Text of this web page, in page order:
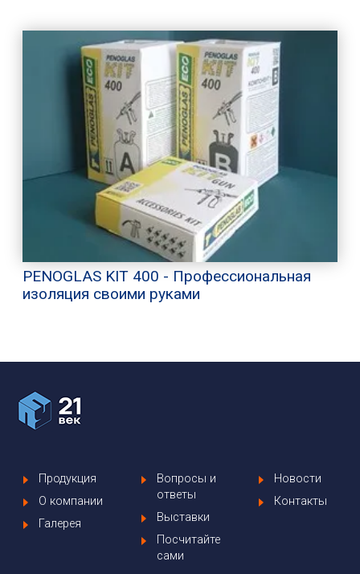
PENOGLAS KIT 400 - Профессиональная
изоляция своими руками
Продукция
О компании
Галерея
Вопросы и
ответы
Выставки
Посчитайте
сами
Новости
Контакты